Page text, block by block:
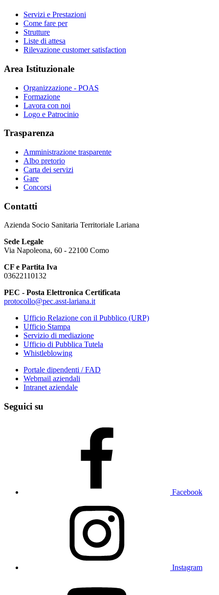
Servizi e Prestazioni
Come fare per
Strutture
Liste di attesa
Rilevazione customer satisfaction
Area Istituzionale
Organizzazione - POAS
Formazione
Lavora con noi
Logo e Patrocinio
Trasparenza
Amministrazione trasparente
Albo pretorio
Carta dei servizi
Gare
Concorsi
Contatti
Azienda Socio Sanitaria Territoriale Lariana
Sede Legale
Via Napoleona, 60 - 22100 Como
CF e Partita Iva
03622110132
PEC - Posta Elettronica Certificata
protocollo@pec.asst-lariana.it
Ufficio Relazione con il Pubblico (URP)
Ufficio Stampa
Servizio di mediazione
Ufficio di Pubblica Tutela
Whistleblowing
Portale dipendenti / FAD
Webmail aziendali
Intranet aziendale
Seguici su
Facebook
Instagram